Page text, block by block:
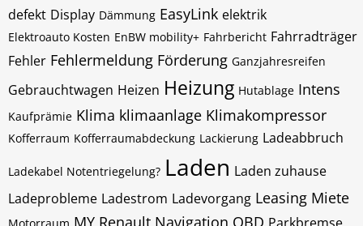
defekt Display Dämmung EasyLink elektrik
Elektroauto Kosten EnBW mobility+ Fahrbericht Fahrradträger
Fehler Fehlermeldung Förderung Ganzjahresreifen
Gebrauchtwagen Heizen Heizung Hutablage Intens
Kaufprämie Klima klimaanlage Klimakompressor
Kofferraum Kofferraumabdeckung Lackierung Ladeabbruch
Ladekabel Notentriegelung? Laden Laden zuhause
Ladeprobleme Ladestrom Ladevorgang Leasing Miete
MY Renault Navigation OBD